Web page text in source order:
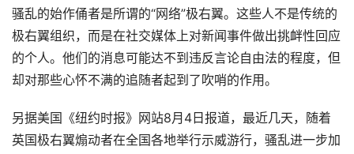
骚乱的始作俑者是所谓的“网络”极右翼。这些人不是传统的
极右翼组织，而是在社交媒体上对新闻事件做出挑衅性回应
的个人。他们的消息可能达不到违反言论自由法的程度，但
却对那些心怀不满的追随者起到了吹哨的作用。
另据美国《纽约时报》网站8月4日报道，最近几天，随着
英国极右翼煽动者在全国各地举行示威游行，骚乱进一步加